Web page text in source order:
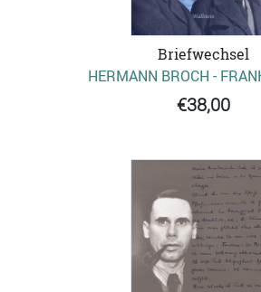
Briefwechsel
HERMANN BROCH -
€38,00